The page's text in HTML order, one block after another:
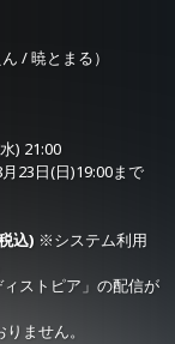
/ 暁とまる）
) 21:00
23日(日)19:00まで
込) ※システム利用
ストピア」の配信が
ません。